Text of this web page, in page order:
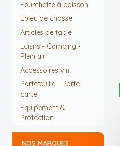
Fourchette à poisson
Epieu de chasse
Articles de table
Loisirs - Camping -
Plein air
Accessoires vin
Portefeuille - Porte-
carte
Equipement &
Protection
NOS MARQUES